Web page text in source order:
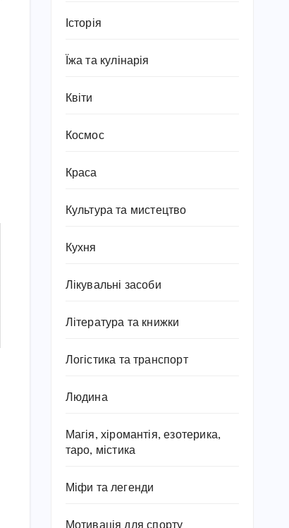
Історія
Їжа та кулінарія
Квіти
Космос
Краса
Культура та мистецтво
Кухня
Лікувальні засоби
Література та книжки
Логістика та транспорт
Людина
Магія, хіромантія, езотерика,
таро, містика
Міфи та легенди
Мотивація для спорту